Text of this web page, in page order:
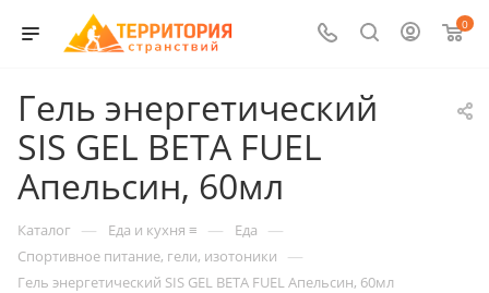
0
Гель энергетический
SIS GEL BETA FUEL
Апельсин, 60мл
Каталог — Еда и кухня ≡ — Еда —
Спортивное питание, гели, изотоники —
Гель энергетический SIS GEL BETA FUEL Апельсин, 60мл